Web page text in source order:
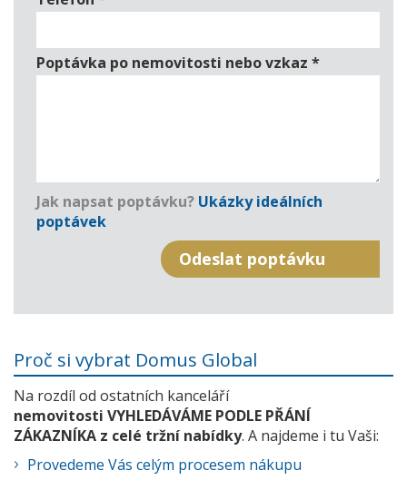
Poptávka po nemovitosti nebo vzkaz *
Jak napsat poptávku? Ukázky ideálních
poptávek
Proč si vybrat Domus Global
Na rozdíl od ostatních kanceláří
nemovitosti VYHLEDÁVÁME PODLE PŘÁNÍ
ZÁKAZNÍKA z celé tržní nabídky. A najdeme i tu Vaši:
Provedeme Vás celým procesem nákupu